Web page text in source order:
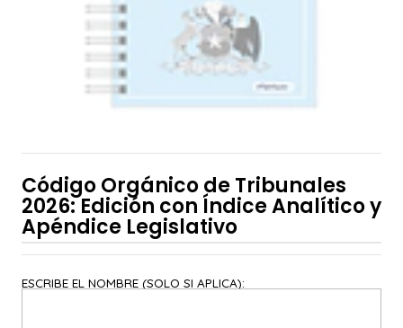
Código Orgánico de Tribunales
2026: Edición con Índice Analítico y
Apéndice Legislativo
ESCRIBE EL NOMBRE (SOLO SI APLICA):